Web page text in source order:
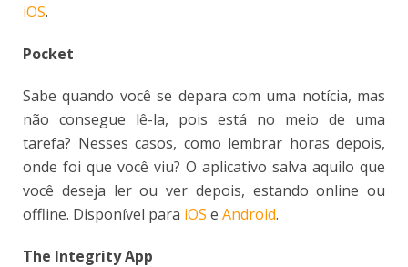
iOS.
Pocket
Sabe quando você se depara com uma notícia, mas
não consegue lê-la, pois está no meio de uma
tarefa? Nesses casos, como lembrar horas depois,
onde foi que você viu? O aplicativo salva aquilo que
você deseja ler ou ver depois, estando online ou
offline. Disponível para iOS e Android.
The Integrity App